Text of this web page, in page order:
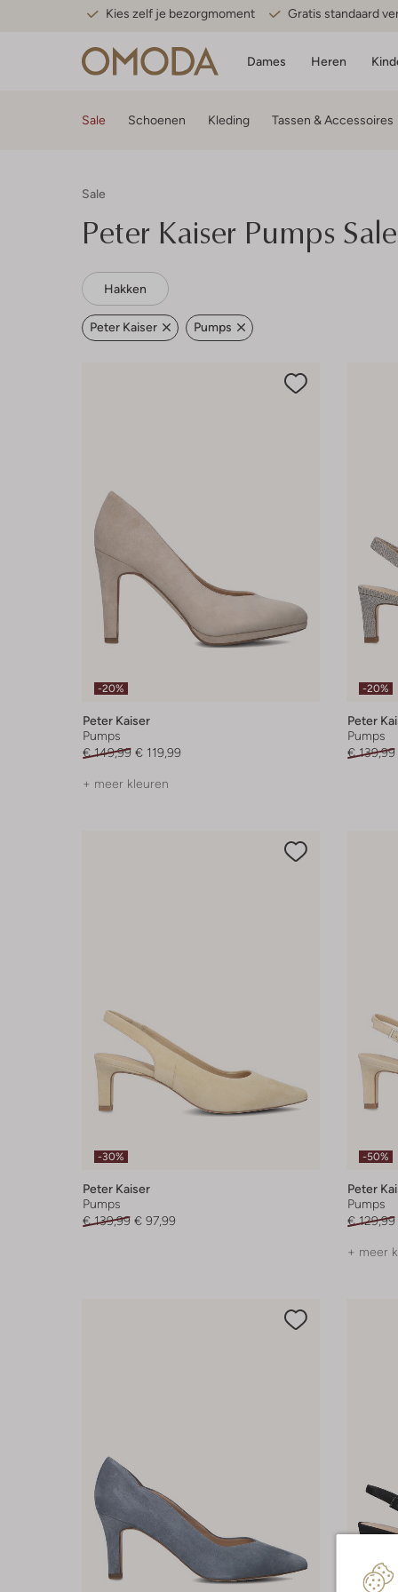
Kies zelf je bezorgmoment Gratis standaard
Dames Heren
Sale Schoenen Kleding Tassen & Accessoires
Sale
Peter Kaiser Pumps Sale
Hakken
Peter Kaiser Pumps
-20%
Peter Kaiser
Pumps
€ 149,99 € 119,99
+ meer kleuren
-20%
Peter
Pumps
€ 139,99
-30%
Peter Kaiser
Pumps
€ 139,99 € 97,99
-50%
Peter
Pumps
€ 129,99
+ meer